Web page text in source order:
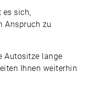
es sich,
Anspruch zu
Autositze lange
Ihnen weiterhin